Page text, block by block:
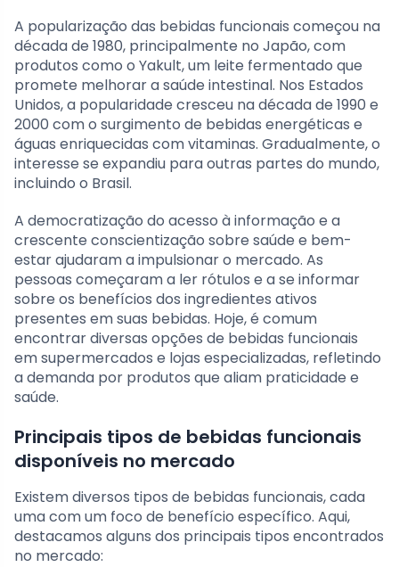
A popularização das bebidas funcionais começou na
década de 1980, principalmente no Japão, com
produtos como o Yakult, um leite fermentado que
promete melhorar a saúde intestinal. Nos Estados
Unidos, a popularidade cresceu na década de 1990 e
2000 com o surgimento de bebidas energéticas e
águas enriquecidas com vitaminas. Gradualmente, o
interesse se expandiu para outras partes do mundo,
incluindo o Brasil.
A democratização do acesso à informação e a
crescente conscientização sobre saúde e bem-
estar ajudaram a impulsionar o mercado. As
pessoas começaram a ler rótulos e a se informar
sobre os benefícios dos ingredientes ativos
presentes em suas bebidas. Hoje, é comum
encontrar diversas opções de bebidas funcionais
em supermercados e lojas especializadas, refletindo
a demanda por produtos que aliam praticidade e
saúde.
Principais tipos de bebidas funcionais
disponíveis no mercado
Existem diversos tipos de bebidas funcionais, cada
uma com um foco de benefício específico. Aqui,
destacamos alguns dos principais tipos encontrados
no mercado: